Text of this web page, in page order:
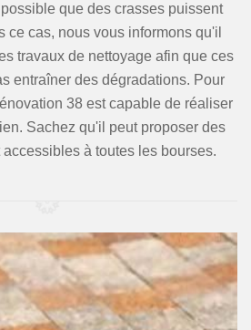
que des crasses puissent
ce cas, nous vous informons qu'il
travaux de nettoyage afin que ces
entraîner des dégradations. Pour
38 est capable de réaliser
Sachez qu'il peut proposer des
à toutes les bourses.